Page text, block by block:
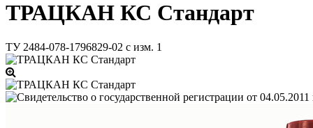
ТРАЦКАН КС Стандарт
ТУ 2484-078-1796829-02 с изм. 1